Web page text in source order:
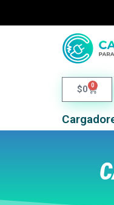
$0 0